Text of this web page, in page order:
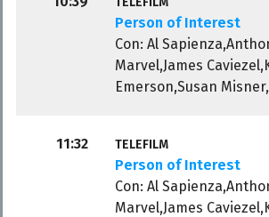
Person of Interest
Con: Al
Marvel,James
Emerson,Susan
11:32 TELEFILM
Person of Interest
Con: Al
Marvel,James